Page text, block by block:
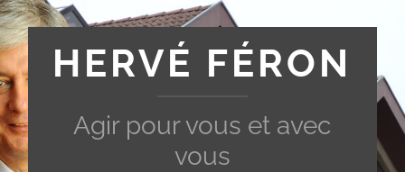
HERVÉ FÉRON
Agir pour vous et avec
vous